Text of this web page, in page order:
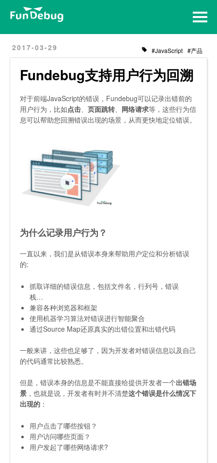
2017-03-29 JavaScript 产品
Fundebug支持用户行为回溯
对于前端JavaScript的错误，Fundebug可以记录出错前的
用户行为，比如点击、 页面跳转、 网络请求等，这些行为信
息可以帮助您回溯错误出现的场景，从而更快地定位错误。
为什么记录用户行为？
一直以来，我们是从错误本身来帮助用户定位和分析错误
的:
抓取详细的错误信息，包括文件名，行列号，错误
栈…
兼容各种浏览器和框架
使用机器学习算法对错误进行智能聚合
通过Source Map还原真实的出错位置和出错代码
一般来讲，这些也足够了，因为开发者对错误信息以及自己
的代码通常比较熟悉。
但是，错误本身的信息是不能直接给提供开发者一个出错场
景 ，也就是说，开发者有时并不清楚这个错误是什么情况下
出现的 ：
用户点击了哪些按钮？
用户访问哪些页面？
用户发起了哪些网络请求?
Home
Archives